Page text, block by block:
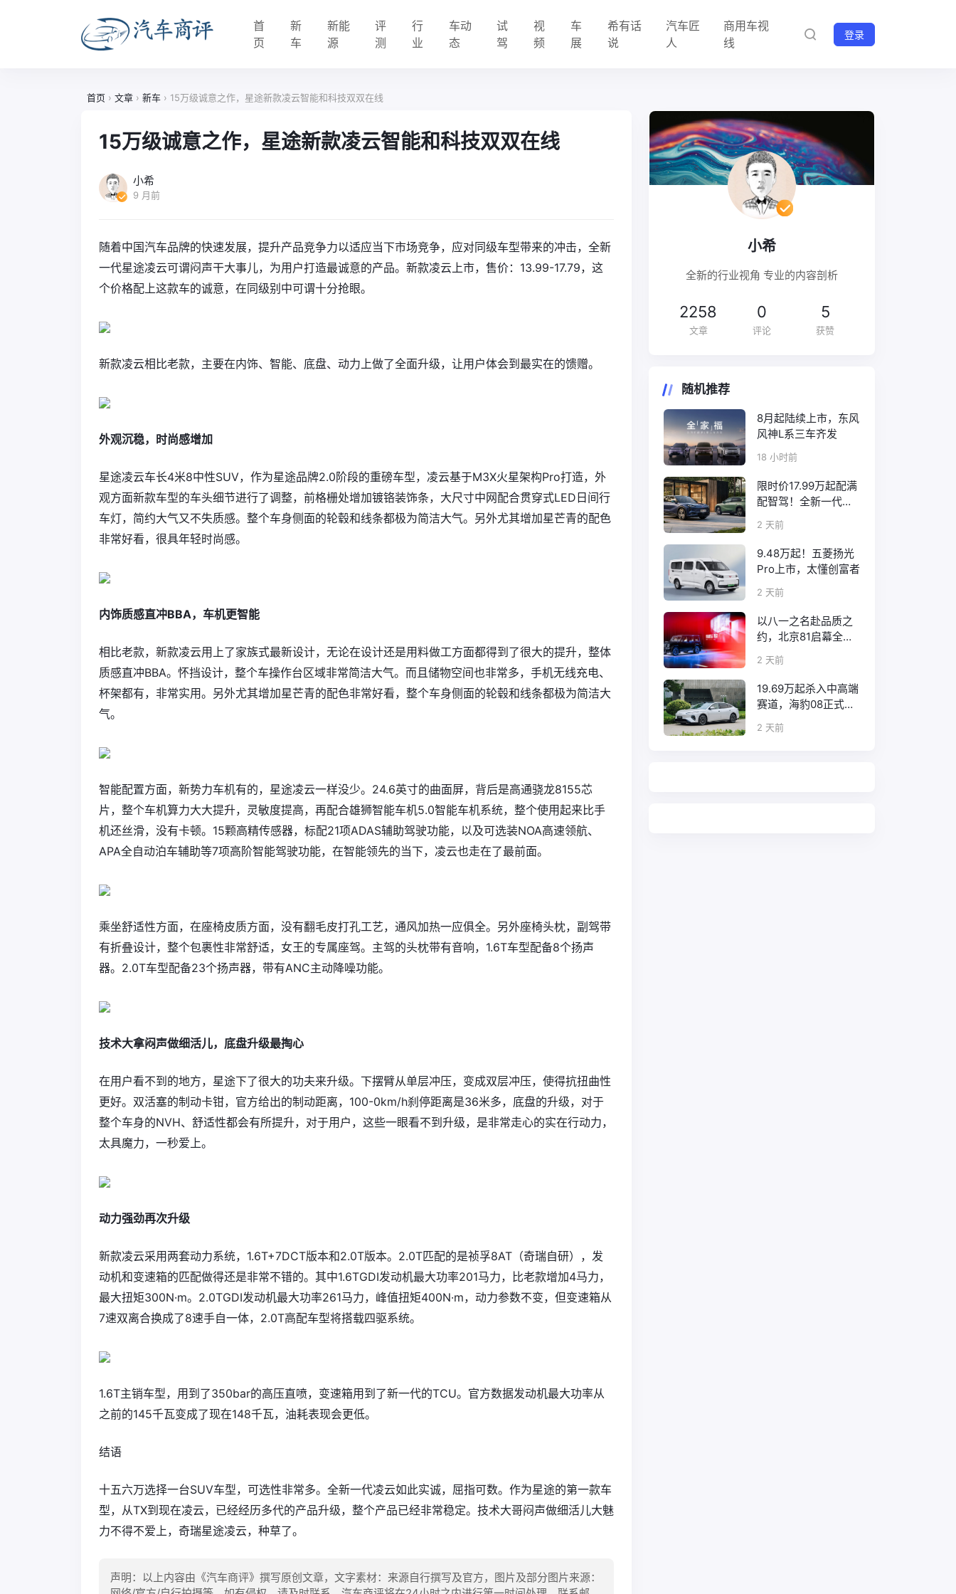
首
页
新
车
新能
源
评
测
行
业
车动
态
试
驾
视
频
车
展
希有话
说
汽车匠
人
商用车视
线
登录
首页 › 文章 › 新车 › 15万级诚意之作，星途新款凌云智能和科技双双在线
15万级诚意之作，星途新款凌云智能和科技双双在线
小希
9 月前
随着中国汽车品牌的快速发展，提升产品竞争力以适应当下市场竞争，应对同级车型带来的冲击，全新
一代星途凌云可谓闷声干大事儿，为用户打造最诚意的产品。新款凌云上市，售价：13.99-17.79，这
个价格配上这款车的诚意，在同级别中可谓十分抢眼。
新款凌云相比老款，主要在内饰、智能、底盘、动力上做了全面升级，让用户体会到最实在的馈赠。
外观沉稳，时尚感增加
星途凌云车长4米8中性SUV，作为星途品牌2.0阶段的重磅车型，凌云基于M3X火星架构Pro打造，外
观方面新款车型的车头细节进行了调整，前格栅处增加镀铬装饰条，大尺寸中网配合贯穿式LED日间行
车灯，简约大气又不失质感。整个车身侧面的轮毂和线条都极为简洁大气。另外尤其增加星芒青的配色
非常好看，很具年轻时尚感。
内饰质感直冲BBA，车机更智能
相比老款，新款凌云用上了家族式最新设计，无论在设计还是用料做工方面都得到了很大的提升，整体
质感直冲BBA。怀挡设计，整个车操作台区域非常简洁大气。而且储物空间也非常多，手机无线充电、
杯架都有，非常实用。另外尤其增加星芒青的配色非常好看，整个车身侧面的轮毂和线条都极为简洁大
气。
智能配置方面，新势力车机有的，星途凌云一样没少。24.6英寸的曲面屏，背后是高通骁龙8155芯
片，整个车机算力大大提升，灵敏度提高，再配合雄狮智能车机5.0智能车机系统，整个使用起来比手
机还丝滑，没有卡顿。15颗高精传感器，标配21项ADAS辅助驾驶功能，以及可选装NOA高速领航、
APA全自动泊车辅助等7项高阶智能驾驶功能，在智能领先的当下，凌云也走在了最前面。
乘坐舒适性方面，在座椅皮质方面，没有翻毛皮打孔工艺，通风加热一应俱全。另外座椅头枕，副驾带
有折叠设计，整个包裹性非常舒适，女王的专属座驾。主驾的头枕带有音响，1.6T车型配备8个扬声
器。2.0T车型配备23个扬声器，带有ANC主动降噪功能。
技术大拿闷声做细活儿，底盘升级最掏心
在用户看不到的地方，星途下了很大的功夫来升级。下摆臂从单层冲压，变成双层冲压，使得抗扭曲性
更好。双活塞的制动卡钳，官方给出的制动距离，100-0km/h刹停距离是36米多，底盘的升级，对于
整个车身的NVH、舒适性都会有所提升，对于用户，这些一眼看不到升级，是非常走心的实在行动力，
太具魔力，一秒爱上。
动力强劲再次升级
新款凌云采用两套动力系统，1.6T+7DCT版本和2.0T版本。2.0T匹配的是祯孚8AT（奇瑞自研），发
动机和变速箱的匹配做得还是非常不错的。其中1.6TGDI发动机最大功率201马力，比老款增加4马力，
最大扭矩300N·m。2.0TGDI发动机最大功率261马力，峰值扭矩400N·m，动力参数不变，但变速箱从
7速双离合换成了8速手自一体，2.0T高配车型将搭载四驱系统。
1.6T主销车型，用到了350bar的高压直喷，变速箱用到了新一代的TCU。官方数据发动机最大功率从
之前的145千瓦变成了现在148千瓦，油耗表现会更低。
结语
十五六万选择一台SUV车型，可选性非常多。全新一代凌云如此实诚，屈指可数。作为星途的第一款车
型，从TX到现在凌云，已经经历多代的产品升级，整个产品已经非常稳定。技术大哥闷声做细活儿大魅
力不得不爱上，奇瑞星途凌云，种草了。
声明：以上内容由《汽车商评》撰写原创文章，文字素材：来源自行撰写及官方，图片及部分图片来源：
小希
全新的行业视角 专业的内容剖析
2258
文章
0
评论
5
获赞
随机推荐
8月起陆续上市，东风
风神L系三车齐发
18 小时前
限时价17.99万起配满
配智驾！全新一代天
工08正式上市
2 天前
9.48万起！五菱扬光
Pro上市，太懂创富者
2 天前
以八一之名赴品质之
约，北京81启幕全新
口碑征程
2 天前
19.69万起杀入中高端
赛道，海豹08正式上
市！
2 天前